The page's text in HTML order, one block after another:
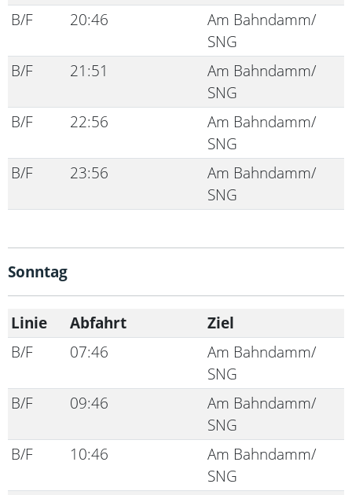
B/F
20:46
Am Bahndamm/
SNG
B/F
21:51
Am Bahndamm/
SNG
B/F
22:56
Am Bahndamm/
SNG
B/F
23:56
Am Bahndamm/
SNG
Sonntag
Linie Abfahrt
Ziel
B/F
07:46
Am Bahndamm/
SNG
B/F
09:46
Am Bahndamm/
SNG
B/F
10:46
Am Bahndamm/
SNG